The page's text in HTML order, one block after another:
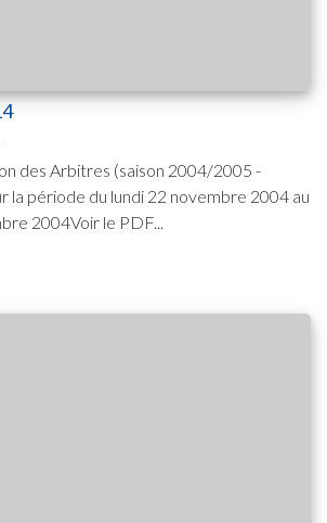
des Arbitres (saison 2004/2005 -
la période du lundi 22 novembre 2004 au
2004Voir le PDF...